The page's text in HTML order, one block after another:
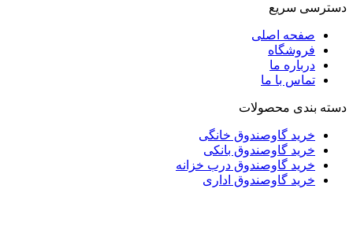
دسترسی سریع
صفحه اصلی
فروشگاه
درباره ما
تماس با ما
دسته بندی محصولات
خرید گاوصندوق خانگی
خرید گاوصندوق بانکی
خرید گاوصندوق درب خزانه
خرید گاوصندوق اداری